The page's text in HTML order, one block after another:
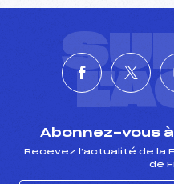
Abonnez-vous
Recevez l’actualité de la
de